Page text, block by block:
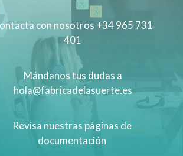
con nosotros +34 965 731
401
Mándanos tus dudas a
hola@fabricadelasuerte.es
Revisa nuestras páginas de
documentación